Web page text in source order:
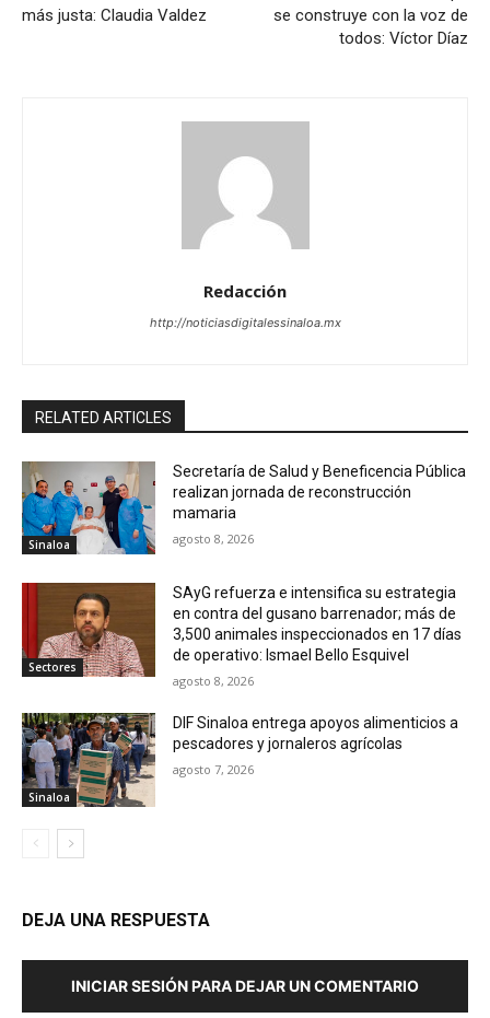
más justa: Claudia Valdez
se construye con la voz de
todos: Víctor Díaz
Redacción
http://noticiasdigitalessinaloa.mx
RELATED ARTICLES
Sinaloa
Secretaría de Salud y Beneficencia Pública
realizan jornada de reconstrucción
mamaria
agosto 8, 2026
Sectores
SAyG refuerza e intensifica su estrategia
en contra del gusano barrenador; más de
3,500 animales inspeccionados en 17 días
de operativo: Ismael Bello Esquivel
agosto 8, 2026
Sinaloa
DIF Sinaloa entrega apoyos alimenticios a
pescadores y jornaleros agrícolas
agosto 7, 2026
DEJA UNA RESPUESTA
INICIAR SESIÓN PARA DEJAR UN COMENTARIO